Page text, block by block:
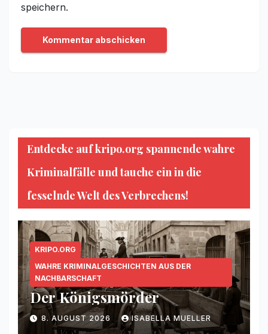
speichern.
Entdecke auf kripo.org spannende wahre
Kriminalfälle und tauche ein in die
fesselnde Welt des Verbrechens!
KRIPO.ORG
WAHRE KRIMINALGESCHICHTEN AUS DER
NACHBARSCHAFT
Der Königsmörder
8. AUGUST 2026 ISABELLA MUELLER